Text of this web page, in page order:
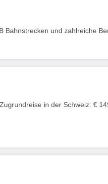
Bahnstrecken und zahlreiche
in der Schweiz: €